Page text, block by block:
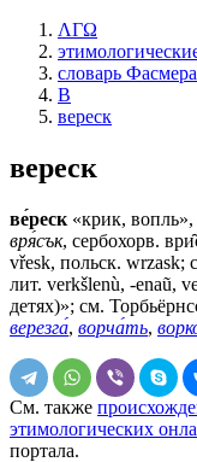
ΛΓΩ
словарь Фасмера
В
вереск
вереск
ве́реск «крик, вопль»,
вря́сък, сербохорв.
vřesk, польск. wrzask;
лит. verkšlenù, -enaũ,
детях)»; см.
верезга́, ворча́ть,
См. также
этимологических
портала.